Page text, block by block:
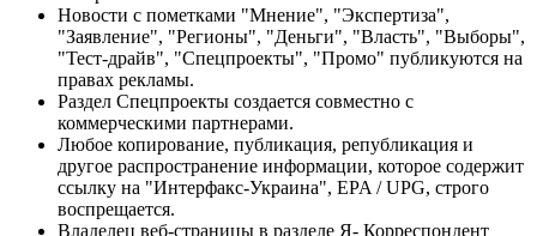
Новости с пометками "Мнение", "Экспертиза",
"Заявление", "Регионы", "Деньги", "Власть", "Выборы",
"Тест-драйв", "Спецпроекты", "Промо" публикуются на
правах рекламы.
Раздел Спецпроекты создается совместно с
коммерческими партнерами.
Любое копирование, публикация, републикация и
другое распространение информации, которое содержит
ссылку на "Интерфакс-Украина", EPA / UPG, строго
воспрещается.
Владелец веб-страницы в разделе Я- Корреспондент